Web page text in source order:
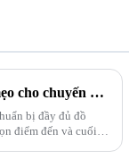
Tám mẹo cho chuyến cắm trại tuyệt vời trong mưa
bị đầy đủ đồ
điểm đến và cuối